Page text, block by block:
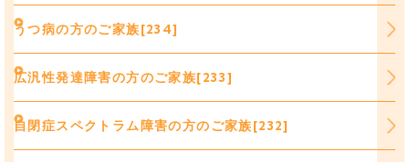
うつ病の方のご家族[234]
広汎性発達障害の方のご家族[233]
自閉症スペクトラム障害の方のご家族[232]